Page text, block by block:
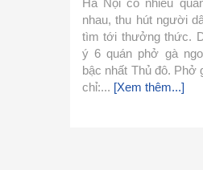
có nhiều quán phở gà khác
thu hút người dân và du khách
thưởng thức. Dưới đây là gợi
phở gà ngon, đông khách
nhất Thủ đô. Phở gà Xín Mần Địa
[Xem thêm...]